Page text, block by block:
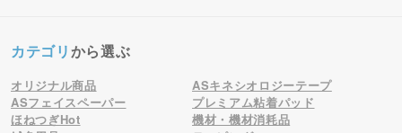
カテゴリから選ぶ
オリジナル商品
ASキネシオロジーテープ
ASフェイスペーパー
プレミアム粘着パッド
ほねつぎHot
機材・機材消耗品